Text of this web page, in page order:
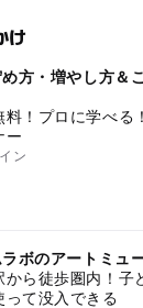
け
方・増やし方＆
料！プロに学べる
ー
ン
ボのアートミュ
から徒歩圏内！子
って没入できる